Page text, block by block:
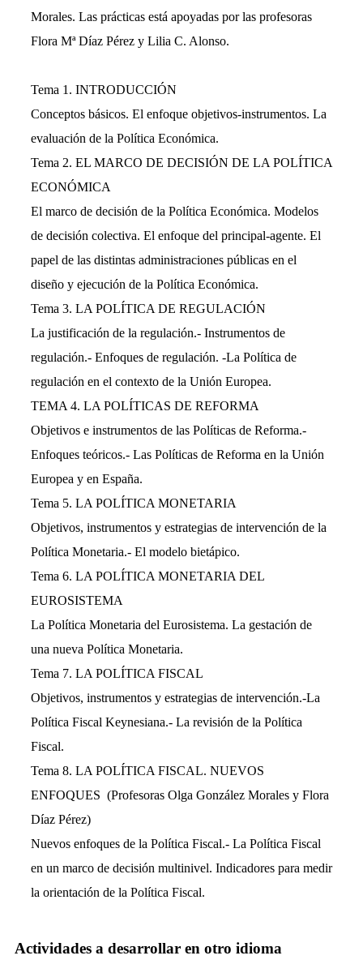
Morales. Las prácticas está apoyadas por las profesoras
Flora Mª Díaz Pérez y Lilia C. Alonso.
Tema 1. INTRODUCCIÓN
Conceptos básicos. El enfoque objetivos-instrumentos. La
evaluación de la Política Económica.
Tema 2. EL MARCO DE DECISIÓN DE LA POLÍTICA
ECONÓMICA
El marco de decisión de la Política Económica. Modelos
de decisión colectiva. El enfoque del principal-agente. El
papel de las distintas administraciones públicas en el
diseño y ejecución de la Política Económica.
Tema 3. LA POLÍTICA DE REGULACIÓN
La justificación de la regulación.- Instrumentos de
regulación.- Enfoques de regulación. -La Política de
regulación en el contexto de la Unión Europea.
TEMA 4. LA POLÍTICAS DE REFORMA
Objetivos e instrumentos de las Políticas de Reforma.-
Enfoques teóricos.- Las Políticas de Reforma en la Unión
Europea y en España.
Tema 5. LA POLÍTICA MONETARIA
Objetivos, instrumentos y estrategias de intervención de la
Política Monetaria.- El modelo bietápico.
Tema 6. LA POLÍTICA MONETARIA DEL
EUROSISTEMA
La Política Monetaria del Eurosistema. La gestación de
una nueva Política Monetaria.
Tema 7. LA POLÍTICA FISCAL
Objetivos, instrumentos y estrategias de intervención.-La
Política Fiscal Keynesiana.- La revisión de la Política
Fiscal.
Tema 8. LA POLÍTICA FISCAL. NUEVOS
ENFOQUES (Profesoras Olga González Morales y Flora
Díaz Pérez)
Nuevos enfoques de la Política Fiscal.- La Política Fiscal
en un marco de decisión multinivel. Indicadores para medir
la orientación de la Política Fiscal.
Actividades a desarrollar en otro idioma